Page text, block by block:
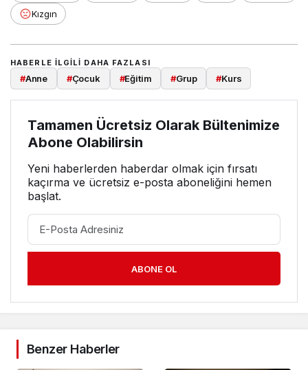
Kızgın
HABERLE ILGILI DAHA FAZLASI
#Anne #Çocuk #Eğitim #Grup #Kurs
Tamamen Ücretsiz Olarak Bültenimize
Abone Olabilirsin
Yeni haberlerden haberdar olmak için fırsatı
kaçırma ve ücretsiz e-posta aboneliğini hemen
başlat.
ABONE OL
Benzer Haberler